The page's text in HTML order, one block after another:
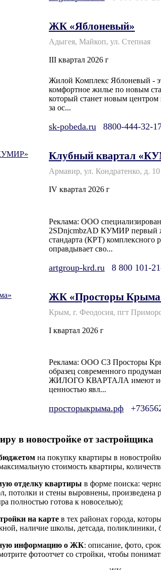
ЖК «Яблоневый»
Адыгея, Майкоп, ул. Степная
III квартал 2026 г
Жилой Комплекс Яблоневый -
комфортное жилье по новым
который станет новым
за ос...
sk-pobeda.ru 8800-444-32-
Клубный квартал
Армавир, ул. Кондратенко, д. 10
IV квартал 2026 г
Реклама: ООО
2SDnjcmbzAD КУМИР первый
стандарта (КРТ)
оправдывает сво...
artgroup-krd.ru 8 800 101-
ЖК «Просторы
Крым, г. Феодосия, пгт
I квартал 2026 г
Реклама: ООО СЗ Просторы
образец современного
ЖИЛОГО КВАРТАЛА имеют
ценностью явл...
просторыкрыма.рф
в новостройке от застройщика
на покупку квартиры в
стоимость квартиры,
отделку квартиры в форме поиска:
потолки и стены выровнены, произведена
полностью готова к новоселью);
на карте в тех районах города,
наличие школы, детсада,
информацию о ЖК: описание, фото,
фотоотчет со стройки, чтобы